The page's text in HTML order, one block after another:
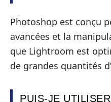
Photoshop est conçu
avancées et la
que Lightroom est
de grandes quantités
PUIS-JE